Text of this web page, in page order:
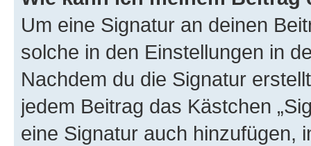
Um eine Signatur an deinen
solche in den Einstellungen in
Nachdem du die Signatur
jedem Beitrag das Kästchen
eine Signatur auch hinzufügen,